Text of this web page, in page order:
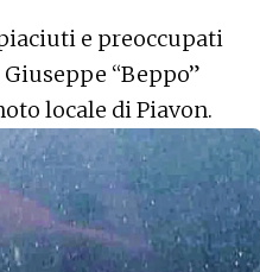
e preoccupati
“Beppo”
locale di Piavon.